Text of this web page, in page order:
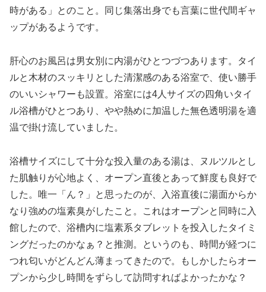
時がある」とのこと。同じ集落出身でも言葉に世代間ギャ
ップがあるようです。
肝心のお風呂は男女別に内湯がひとつづつあります。タイ
ルと木材のスッキリとした清潔感のある浴室で、使い勝手
のいいシャワーも設置。浴室には4人サイズの四角いタイ
ル浴槽がひとつあり、やや熱めに加温した無色透明湯を適
温で掛け流していました。
浴槽サイズにして十分な投入量のある湯は、ヌルツルとし
た肌触りが心地よく、オープン直後とあって鮮度も良好で
した。唯一「ん？」と思ったのが、入浴直後に湯面からか
なり強めの塩素臭がしたこと。これはオープンと同時に入
館したので、浴槽内に塩素系タブレットを投入したタイミ
ングだったのかなぁ？と推測。というのも、時間が経つに
つれ匂いがどんどん薄まってきたので。もしかしたらオー
プンから少し時間をずらして訪問すればよかったかな？